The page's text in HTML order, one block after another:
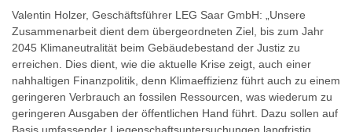
Valentin Holzer, Geschäftsführer LEG Saar GmbH: „Unsere
Zusammenarbeit dient dem übergeordneten Ziel, bis zum Jahr
2045 Klimaneutralität beim Gebäudebestand der Justiz zu
erreichen. Dies dient, wie die aktuelle Krise zeigt, auch einer
nahhaltigen Finanzpolitik, denn Klimaeffizienz führt auch zu einem
geringeren Verbrauch an fossilen Ressourcen, was wiederum zu
geringeren Ausgaben der öffentlichen Hand führt. Dazu sollen auf